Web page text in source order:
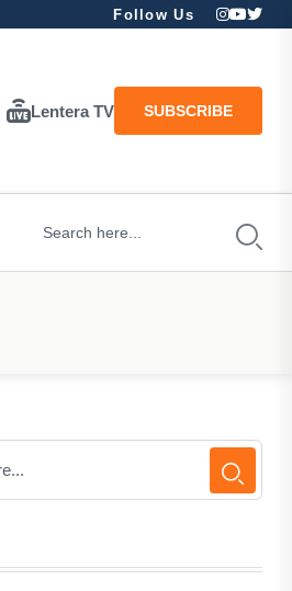
Follow Us
Lentera TV SUBSCRIBE